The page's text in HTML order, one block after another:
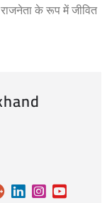
के रूप में जीवित